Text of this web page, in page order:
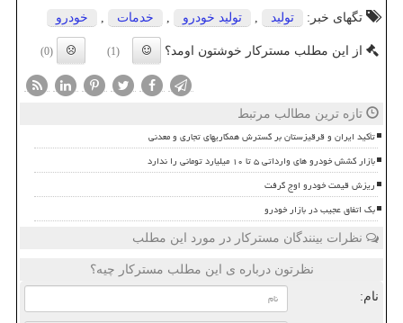
تگهای خبر:
تولید , تولید خودرو , خدمات , خودرو
از این مطلب مسترکار خوشتون اومد؟ (1)
(0)
تازه ترین مطالب مرتبط
تأکید ایران و قرقیزستان بر گسترش همکاریهای تجاری و معدنی
بازار کشش خودرو های وارداتی ۵ تا ۱۰ میلیارد تومانی را ندارد
ریزش قیمت خودرو اوج گرفت
بک اتفاق عجیب در بازار خودرو
نظرات بینندگان مسترکار در مورد این مطلب
نظرتون درباره ی این مطلب مسترکار چیه؟
نام: